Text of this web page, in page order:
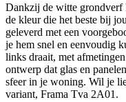
Dankzij de witte grondverf
de kleur die het beste bij
geleverd met een
je hem snel en eenvoudig
links draait, met
ontwerp dat glas en
sfeer in je woning. Wil je
variant, Frama Tva 2A01.